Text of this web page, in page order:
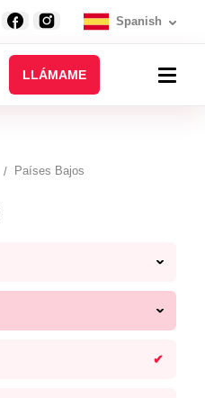
Spanish
LLÁMAME
Países Bajos